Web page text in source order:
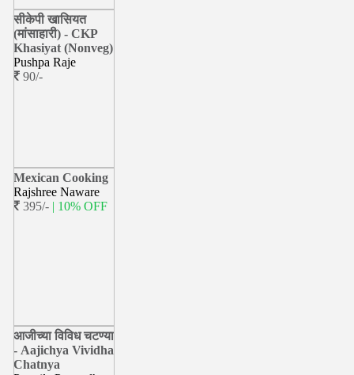
सीकेपी खासियत
(मांसाहारी) - CKP
Khasiyat (Nonveg)
Pushpa Raje
90/-
Mexican Cooking
Rajshree Naware
395/- | 10% OFF
आजीच्या विविध चटण्या
- Aajichya Vividha
Chatnya